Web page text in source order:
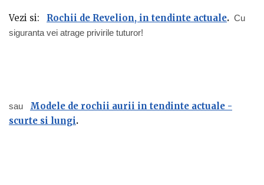
Vezi si: Rochii de Revelion, in tendinte actuale. Cu
siguranta vei atrage privirile tuturor!
sau Modele de rochii aurii in tendinte actuale -
scurte si lungi.